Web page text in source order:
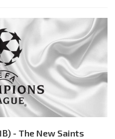
судья: Яннис
1.
- The New Saints